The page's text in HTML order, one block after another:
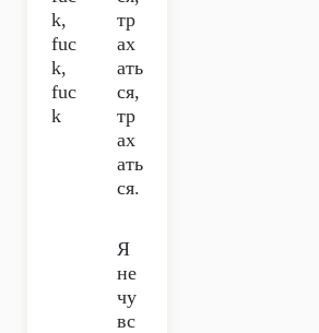
k,
fuc
k,
fuc
k
тр
ах
ать
ся,
тр
ах
ать
ся.
Я
не
чу
вс